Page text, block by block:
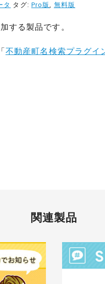
タ タグ: Pro版 無料版
する製品です。
不動産町名検索プラグイ
関連製品